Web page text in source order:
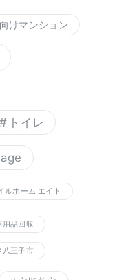
けマンション
トイレ
ルホーム エイト
用品回収
八王子市